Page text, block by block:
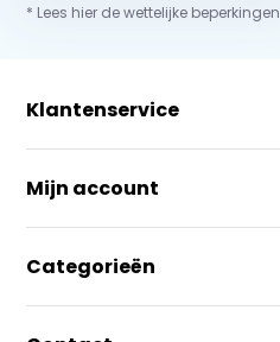
* Lees hier de wettelijke beperkingen
Klantenservice
Mijn account
Categorieën